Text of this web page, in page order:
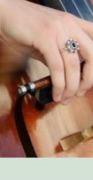
Pianterreno del
San Carlo 2 – Arona